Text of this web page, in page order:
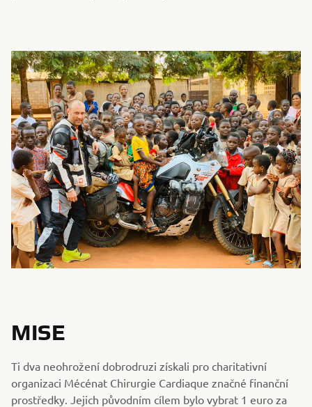
MISE
Ti dva neohrožení dobrodruzi získali pro charitativní
organizaci Mécénat Chirurgie Cardiaque značné finanční
prostředky. Jejich původním cílem bylo vybrat 1 euro za